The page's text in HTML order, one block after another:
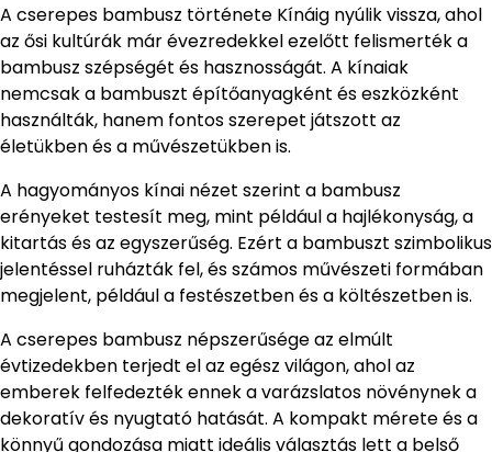
A cserepes bambusz története Kínáig nyúlik vissza, ahol
az ősi kultúrák már évezredekkel ezelőtt felismerték a
bambusz szépségét és hasznosságát. A kínaiak
nemcsak a bambuszt építőanyagként és eszközként
használták, hanem fontos szerepet játszott az
életükben és a művészetükben is.
A hagyományos kínai nézet szerint a bambusz
erényeket testesít meg, mint például a hajlékonyság, a
kitartás és az egyszerűség. Ezért a bambuszt szimbolikus
jelentéssel ruházták fel, és számos művészeti formában
megjelent, például a festészetben és a költészetben is.
A cserepes bambusz népszerűsége az elmúlt
évtizedekben terjedt el az egész világon, ahol az
emberek felfedezték ennek a varázslatos növénynek a
dekoratív és nyugtató hatását. A kompakt mérete és a
könnyű gondozása miatt ideális választás lett a belső